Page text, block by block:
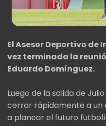
El Asesor Deportivo de
vez terminada la
Eduardo Domínguez.
Luego de la salida de
cerrar rápidamente a
a planear el futuro